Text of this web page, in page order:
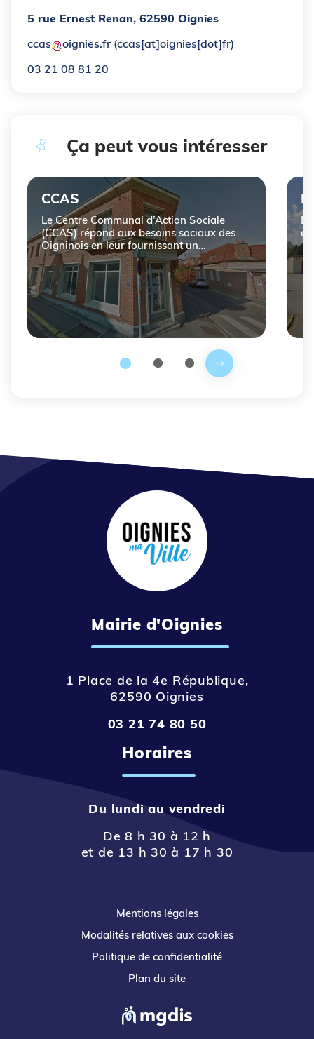
5 rue Ernest Renan, 62590 Oignies
ccas
oignies.fr (ccas[at]oignies[dot]fr)
03 21 08 81 20
Ça peut vous intéresser
Cliquer pour passer Ça peut vous intéresser
CCAS
Le Centre Communal d’Action Sociale
(CCAS) répond aux besoins sociaux des
Oigninois en leur fournissant un
accompagnement complet.
Prochaine slide
1 2
3
Mairie d'Oignies
1 Place de la 4e République,
62590 Oignies
03 21 74 80 50
Horaires
Du lundi au vendredi
De 8 h 30 à 12 h
et de 13 h 30 à 17 h 30
Mentions légales
Modalités relatives aux cookies
Politique de confidentialité
Plan du site